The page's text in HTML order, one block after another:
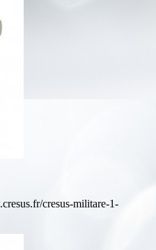
cresus-militare-1-